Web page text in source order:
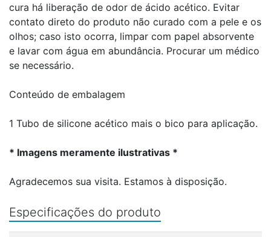
cura há liberação de odor de ácido acético. Evitar
contato direto do produto não curado com a pele e os
olhos; caso isto ocorra, limpar com papel absorvente
e lavar com água em abundância. Procurar um médico
se necessário.
Conteúdo de embalagem
1 Tubo de silicone acético mais o bico para aplicação.
* Imagens meramente ilustrativas *
Agradecemos sua visita. Estamos à disposição.
Especificações do produto